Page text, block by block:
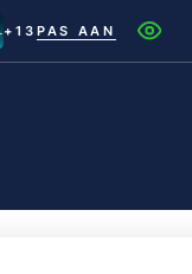
+13 PAS AAN
Netflix